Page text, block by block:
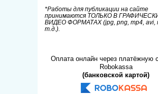
*Работы для публикации на сайте
принимаются ТОЛЬКО В
ВИДЕО ФОРМАТАХ (jpg, png, mp4, avi,
т.д.).
Оплата онлайн через платёжную
Robokassa
(банковской картой)